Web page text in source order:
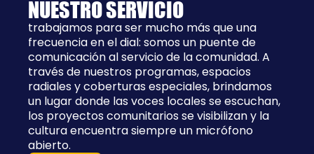
NUESTRO SERVICIO
trabajamos para ser mucho más que una
frecuencia en el dial: somos un puente de
comunicación al servicio de la comunidad. A
través de nuestros programas, espacios
radiales y coberturas especiales, brindamos
un lugar donde las voces locales se escuchan,
los proyectos comunitarios se visibilizan y la
cultura encuentra siempre un micrófono
abierto.